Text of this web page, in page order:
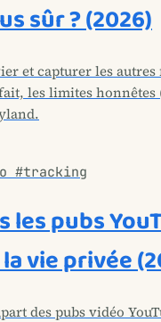
sûr ? (2026)
et capturer les
les limites honnêtes
#tracking
pubs
vie privée
des pubs vidéo